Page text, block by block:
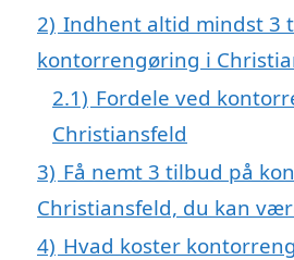
2) Indhent altid mindst 3
kontorrengøring i
2.1) Fordele ved
Christiansfeld
3) Få nemt 3 tilbud på
Christiansfeld, du kan
4) Hvad koster